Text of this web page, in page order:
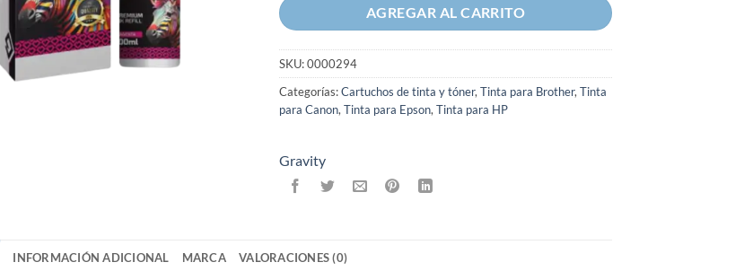
AGREGAR AL CARRITO
SKU:0000294
Categorías:Cartuchos de tinta y tóner,Tinta para Brother,Tinta
para Canon,Tinta para Epson,Tinta para HP
Gravity
INFORMACIÓN ADICIONAL MARCA VALORACIONES (0)